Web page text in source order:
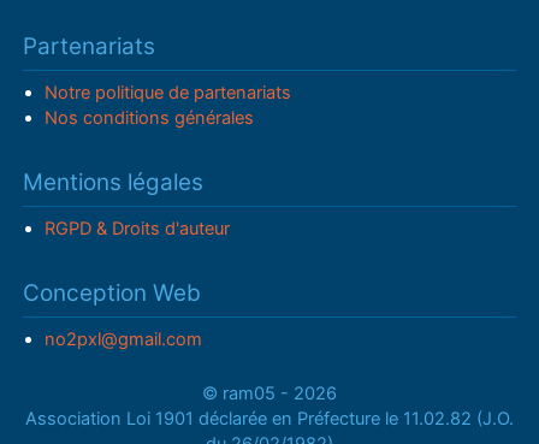
Partenariats
Notre politique de partenariats
Nos conditions générales
Mentions légales
RGPD & Droits d'auteur
Conception Web
no2pxl@gmail.com
© ram05 - 2026
Association Loi 1901 déclarée en Préfecture le 11.02.82 (J.O.